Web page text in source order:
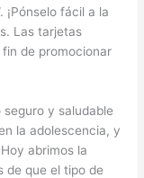
¡Pónselo fácil a la
Las tarjetas
de promocionar
y saludable
la adolescencia, y
abrimos la
de que el tipo de